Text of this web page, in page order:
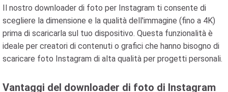
Il nostro downloader di foto per Instagram ti consente di
scegliere la dimensione e la qualità dell'immagine (fino a 4K)
prima di scaricarla sul tuo dispositivo. Questa funzionalità è
ideale per creatori di contenuti o grafici che hanno bisogno di
scaricare foto Instagram di alta qualità per progetti personali.
Vantaggi del downloader di foto di Instagram